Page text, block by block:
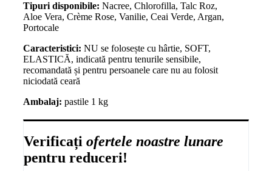
Tipuri disponibile: Nacree, Chlorofilla, Talc Roz,
Aloe Vera, Crème Rose, Vanilie, Ceai Verde, Argan,
Portocale
Caracteristici: NU se folosește cu hârtie, SOFT,
ELASTICĂ, indicată pentru tenurile sensibile,
recomandată și pentru persoanele care nu au folosit
niciodată ceară
Ambalaj: pastile 1 kg
Verificați ofertele noastre lunare
pentru reduceri!